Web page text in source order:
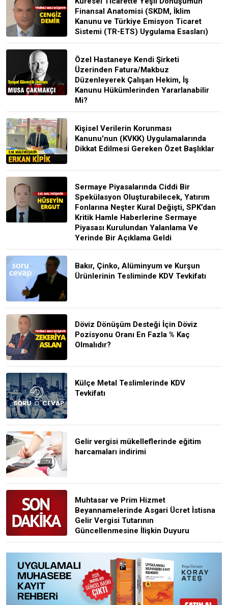
Finansal Anatomisi (SKDM, İklim
Kanunu ve Türkiye Emisyon Ticaret
Sistemi (TR-ETS) Uygulama Esasları)
Özel Hastaneye Kendi Şirketi
Üzerinden Fatura/Makbuz
Düzenleyerek Çalışan Hekim, İş
Kanunu Hükümlerinden Yararlanabilir
Mi?
Kişisel Verilerin Korunması
Kanunu'nun (KVKK) Uygulamalarında
Dikkat Edilmesi Gereken Özet Başlıklar
Sermaye Piyasalarında Ciddi Bir
Spekülasyon Oluşturabilecek, Yatırım
Fonlarına Neşter Kural Değişti, SPK’dan
Kritik Hamle Haberlerine Sermaye
Piyasası Kurulundan Yalanlama Ve
Yerinde Bir Açıklama Geldi
Bakır, Çinko, Alüminyum ve Kurşun
Ürünlerinin Tesliminde KDV Tevkifatı
Döviz Dönüşüm Desteği İçin Döviz
Pozisyonu Oranı En Fazla % Kaç
Olmalıdır?
Külçe Metal Teslimlerinde KDV
Tevkifatı
Gelir vergisi mükelleflerinde eğitim
harcamaları indirimi
Muhtasar ve Prim Hizmet
Beyannamelerinde Asgari Ücret İstisna
Gelir Vergisi Tutarının
Güncellenmesine İlişkin Duyuru